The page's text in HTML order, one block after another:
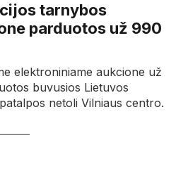
tarnybos
parduotos už 990
elektroniniame aukcione už
buvusios Lietuvos
netoli Vilniaus centro.